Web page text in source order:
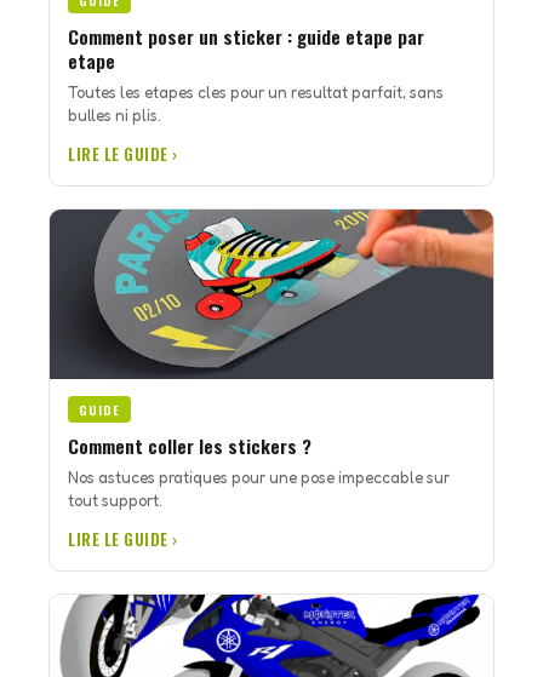
Comment poser un sticker : guide etape par
etape
Toutes les etapes cles pour un resultat parfait, sans
bulles ni plis.
LIRE LE GUIDE ›
GUIDE
Comment coller les stickers ?
Nos astuces pratiques pour une pose impeccable sur
tout support.
LIRE LE GUIDE ›